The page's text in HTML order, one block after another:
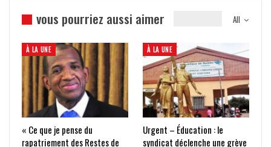
All
vous pourriez aussi aimer
À LA UNE
« Ce que je pense du
rapatriement des Restes de
À LA UNE
Urgent – Éducation : le
syndicat déclenche une grève